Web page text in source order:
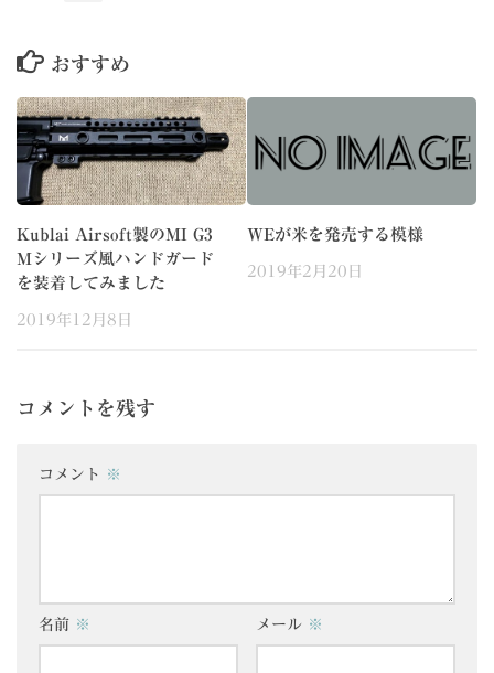
おすすめ
Kublai Airsoft製のMI G3
Mシリーズ風ハンドガード
を装着してみました
2019年12月8日
WEが米を発売する模様
2019年2月20日
コメントを残す
コメント ※
名前 ※ メール ※